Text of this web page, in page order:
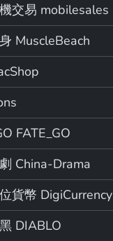
交易 mobilesales
MuscleBeach
FATE_GO
China-Drama
貨幣 DigiCurrency
DIABLO